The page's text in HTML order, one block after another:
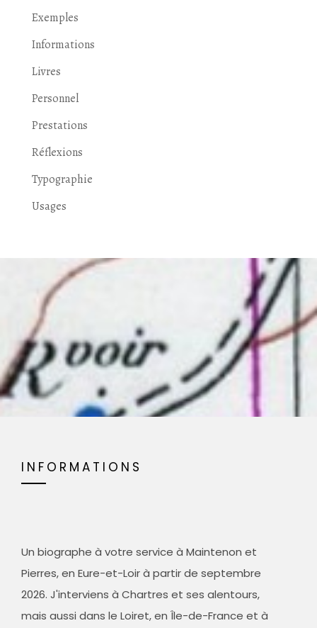
Exemples
Informations
Livres
Personnel
Prestations
Réflexions
Typographie
Usages
INFORMATIONS
Un biographe à votre service à Maintenon et
Pierres, en Eure-et-Loir à partir de septembre
2026. J'interviens à Chartres et ses alentours,
mais aussi dans le Loiret, en Île-de-France et à